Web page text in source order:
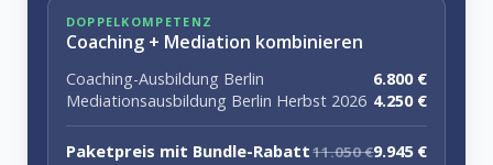
DOPPELKOMPETENZ
Coaching + Mediation kombinieren
Coaching-Ausbildung Berlin
6.800 €
Mediationsausbildung Berlin Herbst 2026 4.250 €
Paketpreis mit Bundle-Rabatt11.050 €9.945 €